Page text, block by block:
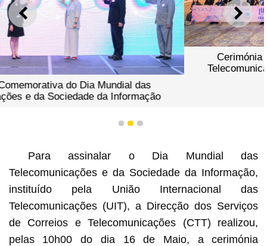
ANTERIOR
Cerimónia Comemorativa do Dia Mundial das
Telecomunicações e da Sociedade da Informação
1 2 3
Para assinalar o Dia Mundial das
Telecomunicações e da Sociedade da Informação,
instituído pela União Internacional das
Telecomunicações (UIT), a Direcção dos Serviços
de Correios e Telecomunicações (CTT) realizou,
pelas 10h00 do dia 16 de Maio, a cerimónia